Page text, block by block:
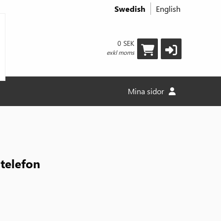
Swedish English
0 SEK
exkl moms
Mina sidor